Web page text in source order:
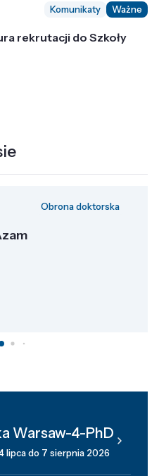
Komunikaty Ważne
rekrutacji do Szkoły
Obrona doktorska
Warsaw-4-PhD
lipca do 7 sierpnia 2026